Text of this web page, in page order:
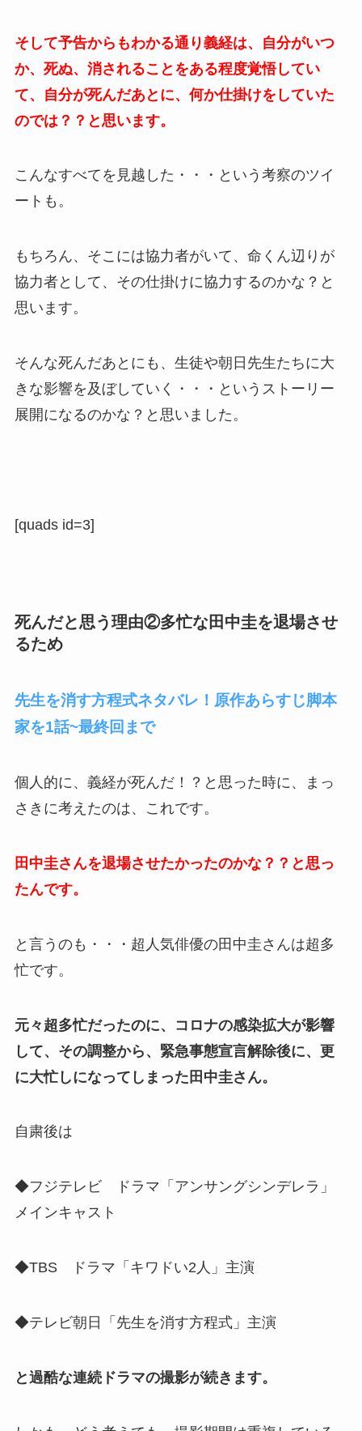
そして予告からもわかる通り義経は、自分がいつ
か、死ぬ、消されることをある程度覚悟してい
て、自分が死んだあとに、何か仕掛けをしていた
のでは？？と思います。
こんなすべてを見越した・・・という考察のツイ
ートも。
もちろん、そこには協力者がいて、命くん辺りが
協力者として、その仕掛けに協力するのかな？と
思います。
そんな死んだあとにも、生徒や朝日先生たちに大
きな影響を及ぼしていく・・・というストーリー
展開になるのかな？と思いました。
[quads id=3]
死んだと思う理由②多忙な田中圭を退場させ
るため
先生を消す方程式ネタバレ！原作あらすじ脚本
家を1話~最終回まで
個人的に、義経が死んだ！？と思った時に、まっ
さきに考えたのは、これです。
田中圭さんを退場させたかったのかな？？と思っ
たんです。
と言うのも・・・超人気俳優の田中圭さんは超多
忙です。
元々超多忙だったのに、コロナの感染拡大が影響
して、その調整から、緊急事態宣言解除後に、更
に大忙しになってしまった田中圭さん。
自粛後は
◆フジテレビ ドラマ「アンサングシンデレラ」
メインキャスト
◆TBS ドラマ「キワドい2人」主演
◆テレビ朝日「先生を消す方程式」主演
と過酷な連続ドラマの撮影が続きます。